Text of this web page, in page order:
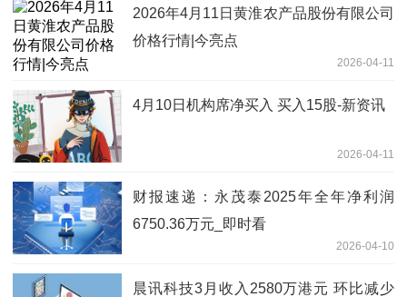
2026年4月11日黄淮农产品股份有限公司
价格行情|今亮点
2026-04-11
4月10日机构席净买入 买入15股-新资讯
2026-04-11
财报速递：永茂泰2025年全年净利润
6750.36万元_即时看
2026-04-10
晨讯科技3月收入2580万港元 环比减少